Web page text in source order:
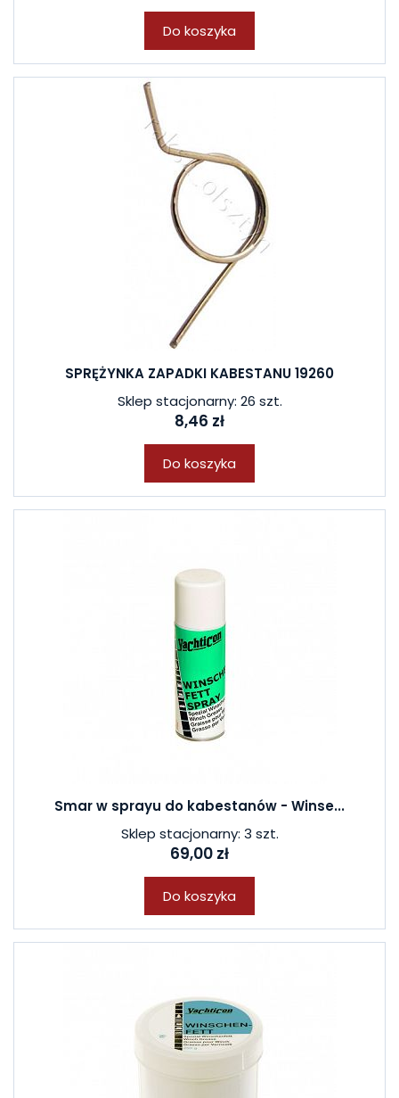
Do koszyka
SPRĘŻYNKA ZAPADKI KABESTANU 19260
Sklep stacjonarny: 26 szt.
8,46 zł
Do koszyka
Smar w sprayu do kabestanów - Winse...
Sklep stacjonarny: 3 szt.
69,00 zł
Do koszyka